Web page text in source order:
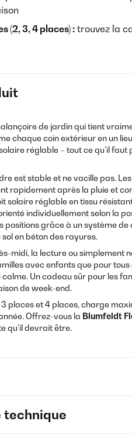
(2, 3, 4 places) : trouvez la
de jardin qui tient
chaque coin extérieur en un
réglable – tout ce qu’il faut
est stable et ne vacille pas.
rapidement après la pluie et
solaire réglable en tissu
individuellement selon la
positions grâce à un système
en béton des rayures.
midi, la lecture ou simplement
avec enfants que pour
Un cadeau sûr pour les
de week-end.
3 places et 4 places, charge
Offrez-vous la Blumfeldt
qu’il devrait être.
technique